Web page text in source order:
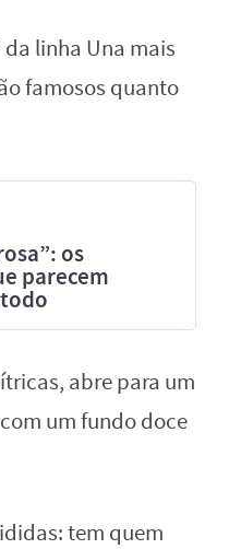
da linha Una mais
famosos quanto
os
parecem
abre para um
um fundo doce
tem quem